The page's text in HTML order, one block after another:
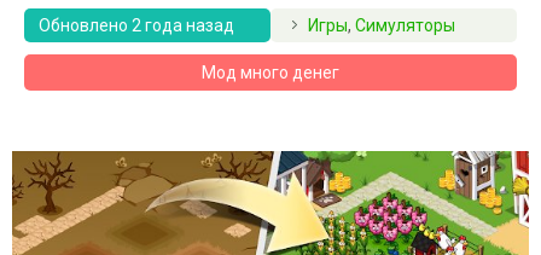
Обновлено 2 года назад Игры, Симуляторы
Мод много денег